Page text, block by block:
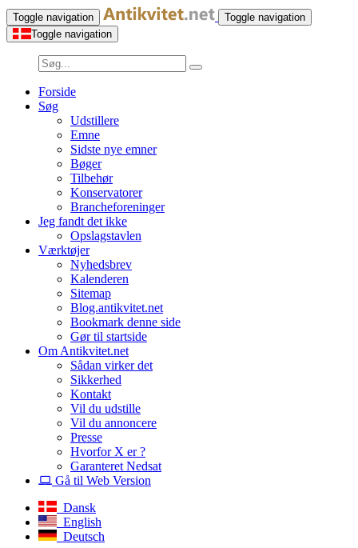
Toggle navigation
Toggle navigation
Toggle navigation
Forside
Søg
Udstillere
Emne
Sidste nye emner
Bøger
Tilbehør
Konservatorer
Brancheforeninger
Jeg fandt det ikke
Opslagstavlen
Værktøjer
Nyhedsbrev
Kalenderen
Sitemap
Blog.antikvitet.net
Bookmark denne side
Gør til startside
Om Antikvitet.net
Sådan virker det
Sikkerhed
Kontakt
Vil du udstille
Vil du annoncere
Presse
Hvorfor X er ?
Garanteret Nedsat
Gå til Web Version
Dansk
English
Deutsch